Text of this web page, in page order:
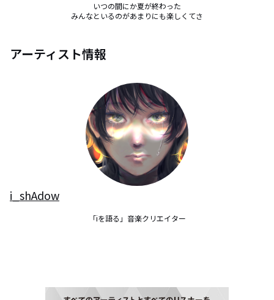
いつの間にか夏が終わった
みんなといるのがあまりにも楽しくてさ
アーティスト情報
i_shAdow
「iを語る」音楽クリエイター